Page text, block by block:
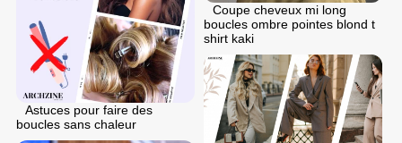
Coupe cheveux mi long
boucles ombre pointes blond t
shirt kaki
Astuces pour faire des
boucles sans chaleur